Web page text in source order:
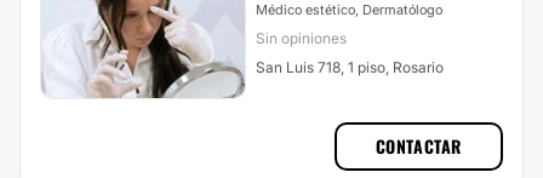
Médico estético, Dermatólogo
Sin opiniones
San Luis 718, 1 piso, Rosario
CONTACTAR